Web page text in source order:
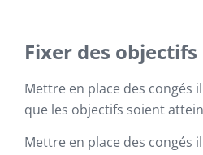
Fixer des
Mettre en place des congés
que les objectifs soient
Mettre en place des congés